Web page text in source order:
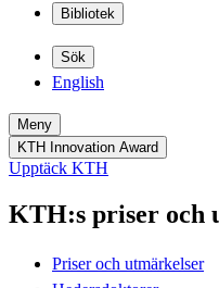
Bibliotek
Sök
English
Meny
KTH Innovation Award
Upptäck KTH
KTH:s priser och
Priser och utmärkelser